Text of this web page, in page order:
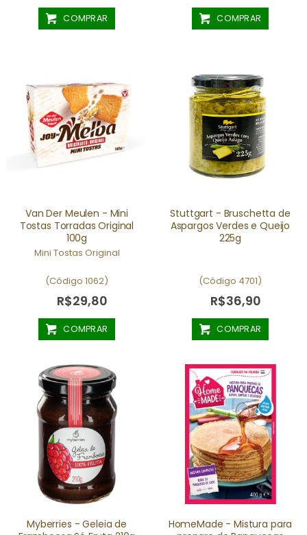
COMPRAR COMPRAR
Van Der Meulen - Mini
Tostas Torradas Original
100g
Mini Tostas Original
(Código 1062)
R$29,80
COMPRAR
Stuttgart - Bruschetta de
Aspargos Verdes e Queijo
225g
(Código 4701)
R$36,90
COMPRAR
Myberries - Geleia de
HomeMade - Mistura para